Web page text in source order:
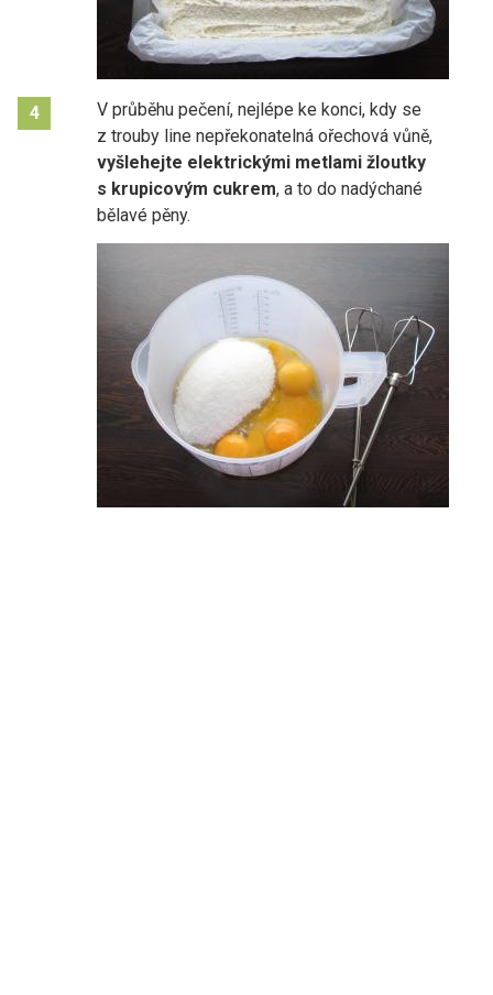
4
V průběhu pečení, nejlépe ke konci, kdy se
z trouby line nepřekonatelná ořechová vůně,
vyšlehejte elektrickými metlami žloutky
s krupicovým cukrem, a to do nadýchané
bělavé pěny.